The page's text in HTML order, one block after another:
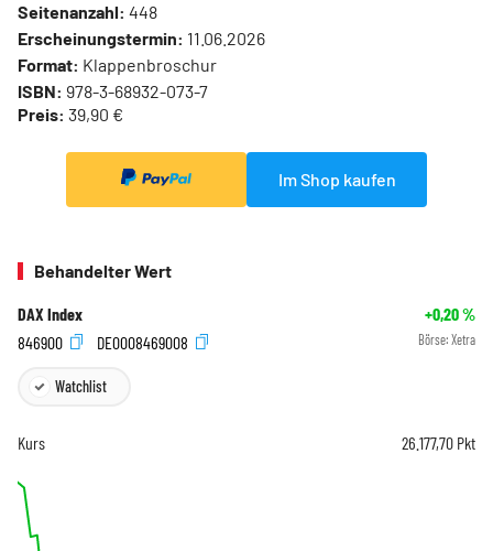
Seitenanzahl: 448
Erscheinungstermin: 11.06.2026
Format: Klappenbroschur
ISBN: 978-3-68932-073-7
Preis: 39,90 €
Im Shop kaufen
Behandelter Wert
DAX Index +0,20%
846900
DE0008469008 Börse: Xetra
Watchlist
Kurs 26.177,70 Pkt